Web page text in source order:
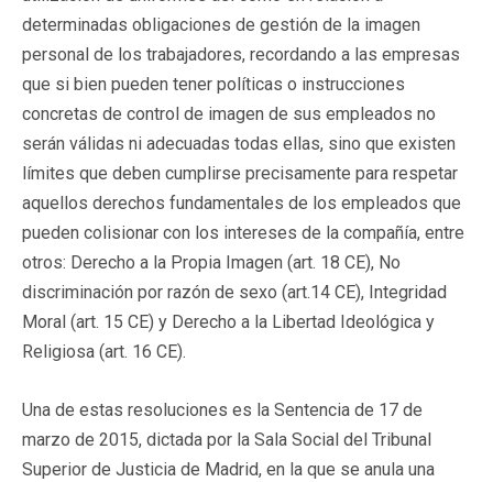
determinadas obligaciones de gestión de la imagen
personal de los trabajadores, recordando a las empresas
que si bien pueden tener políticas o instrucciones
concretas de control de imagen de sus empleados no
serán válidas ni adecuadas todas ellas, sino que existen
límites que deben cumplirse precisamente para respetar
aquellos derechos fundamentales de los empleados que
pueden colisionar con los intereses de la compañía, entre
otros: Derecho a la Propia Imagen (art. 18 CE), No
discriminación por razón de sexo (art.14 CE), Integridad
Moral (art. 15 CE) y Derecho a la Libertad Ideológica y
Religiosa (art. 16 CE).
Una de estas resoluciones es la Sentencia de 17 de
marzo de 2015, dictada por la Sala Social del Tribunal
Superior de Justicia de Madrid, en la que se anula una